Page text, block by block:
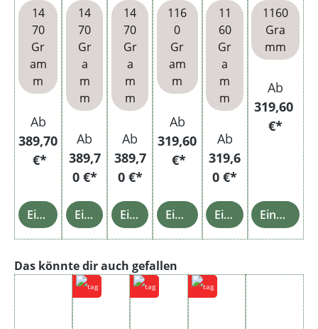
wählba
ren
Hülsen
und
Metall
etui
14
70
Gr
am
m
Ab
389,70
€*
Einzelheiten
wählb
aren
Hülse
n
14
70
Gr
a
m
m
Ab
389,7
0 €*
Einzelheiten
wählb
aren
Filterh
ülsen
14
70
Gr
a
m
m
Ab
389,7
0 €*
Einzelheiten
mit
wählba
ren
Hülsen
und
Etui
116
0
Gr
am
m
Ab
319,60
€*
Einzelheiten
mit
wählb
aren
Hülse
n
11
60
Gr
a
m
m
Ab
319,6
0 €*
Einzelheiten
wählbar
en
und
echer
1160
Gra
mm
Ab
319,60
€*
Einzelheiten
Produktgalerie überspringen
Das könnte dir auch gefallen